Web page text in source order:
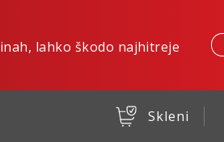
lahko škodo najhitreje
Skleni